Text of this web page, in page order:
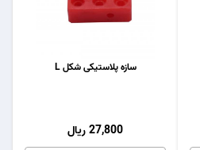
سازه پلاستیکی شکل L
27,800 ریال